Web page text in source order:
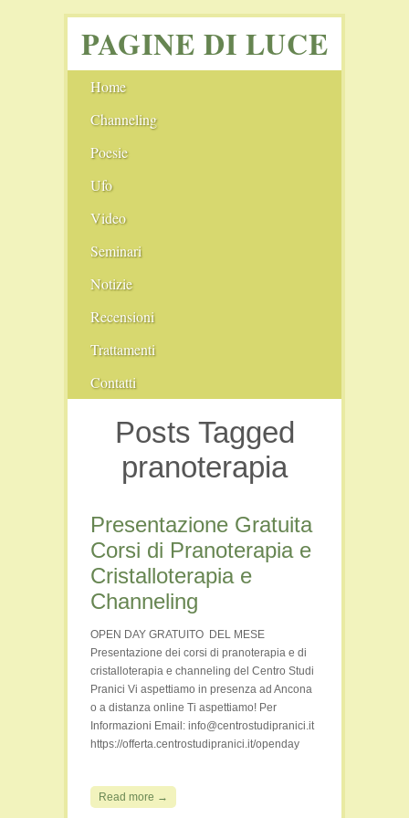
PAGINE DI LUCE
Home
Channeling
Angeli
Poesie
Ufo
I cerchi nel grano
Video
Seminari
Notizie
Film Consigliati
Scie chimiche
Il Vecchio Blog
Recensioni
Comunità
Conferenze
Fiere
Film e Video
Persone
Viaggi e Luoghi Spirituali
Trattamenti
Pranoterapia
Contatti
Posts Tagged
pranoterapia
Presentazione Gratuita
Corsi di Pranoterapia e
Cristalloterapia e
Channeling
OPEN DAY GRATUITO DEL MESE
Presentazione dei corsi di pranoterapia e di
cristalloterapia e channeling del Centro Studi
Pranici Vi aspettiamo in presenza ad Ancona
o a distanza online Ti aspettiamo! Per
Informazioni Email: info@centrostudipranici.it
https://offerta.centrostudipranici.it/openday
Read more →